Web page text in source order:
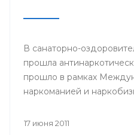
В санаторно-
прошла
прошло в рамках
наркоманией и
17 июня 2011